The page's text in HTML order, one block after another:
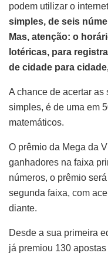
podem utilizar o
simples, de seis
Mas, atenção: o
lotéricas, para
de cidade para
A chance de acertar as
simples, é de uma em
matemáticos.
O prêmio da Mega da
ganhadores na faixa
números, o prêmio
segunda faixa, com
diante.
Desde a sua primeira
já premiou 130